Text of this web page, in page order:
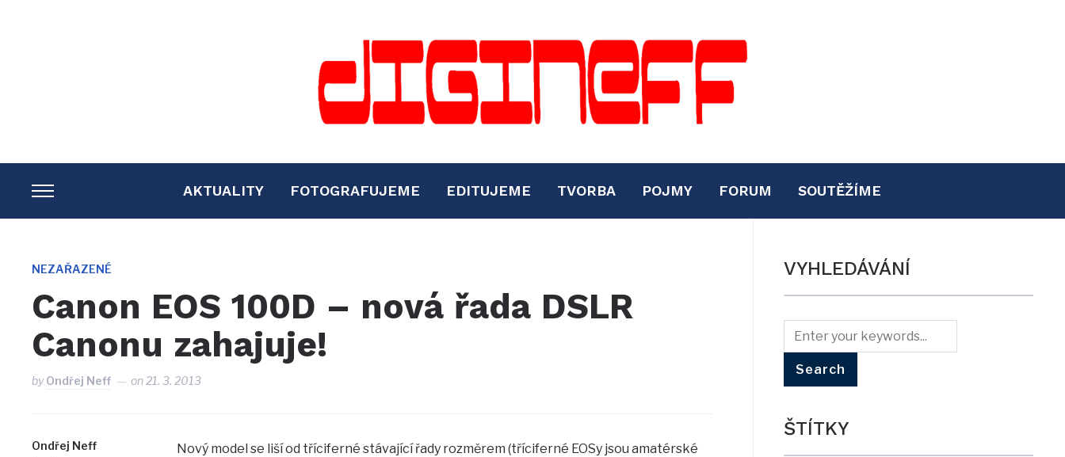
TOGGLE
SIDEBAR
NAVIGATION
AKTUALITY FOTOGRAFUJEME EDITUJEME TVORBA POJMY FORUM SOUTĚŽÍME
NEZAŘAZENÉ
Canon EOS 100D – nová řada DSLR
Canonu zahajuje!
byOndřej Neff on21. 3. 2013
Ondřej Neff
Nový model se liší od tříciferné stávající řady rozměrem (tříciferné EOSy jsou amatérské
VYHLEDÁVÁNÍ
ŠTÍTKY